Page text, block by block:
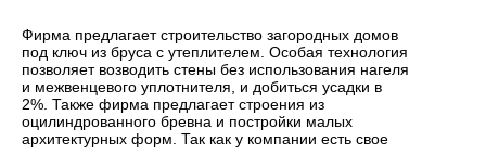
Фирма предлагает строительство загородных домов
под ключ из бруса с утеплителем. Особая технология
позволяет возводить стены без использования нагеля
и межвенцевого уплотнителя, и добиться усадки в
2%. Также фирма предлагает строения из
оцилиндрованного бревна и постройки малых
архитектурных форм. Так как у компании есть свое